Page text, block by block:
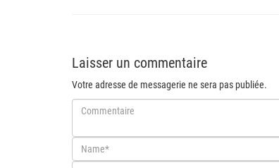
Laisser un commentaire
Votre adresse de messagerie ne sera pas publiée.